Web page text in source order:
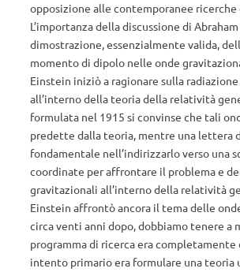
opposizione alle contemporanee ricerche
L’importanza della discussione di
dimostrazione, essenzialmente valida,
momento di dipolo nelle onde
Einstein iniziò a ragionare sulla
all’interno della teoria della relatività
formulata nel 1915 si convinse che tali
predette dalla teoria, mentre una lettera
fondamentale nell’indirizzarlo verso una
coordinate per affrontare il problema e
gravitazionali all’interno della relatività
Einstein affrontò ancora il tema delle
circa venti anni dopo, dobbiamo tenere a
programma di ricerca era completamente
intento primario era formulare una teoria